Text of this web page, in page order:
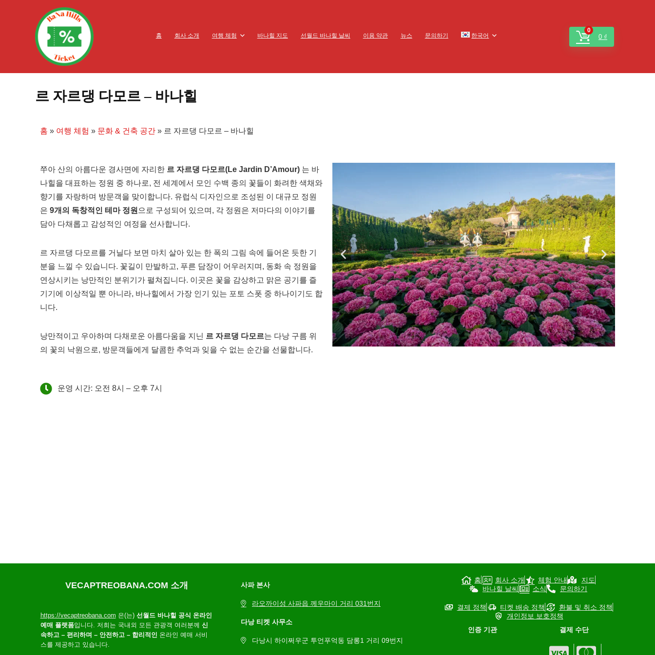
홈 회사 소개 여행 체험 바나힐 지도 선월드 바나힐 날씨 이용 약관 뉴스 문의하기 한국어
0
0 ₫
르 자르댕 다모르 – 바나힐
홈 » 여행 체험 » 문화 & 건축 공간 » 르 자르댕 다모르 – 바나힐
쭈아 산의 아름다운 경사면에 자리한 르 자르댕 다모르(Le Jardin D’Amour) 는 바
나힐을 대표하는 정원 중 하나로, 전 세계에서 모인 수백 종의 꽃들이 화려한 색채와
향기를 자랑하며 방문객을 맞이합니다. 유럽식 디자인으로 조성된 이 대규모 정원
은 9개의 독창적인 테마 정원 으로 구성되어 있으며, 각 정원은 저마다의 이야기를
담아 다채롭고 감성적인 여정을 선사합니다.
르 자르댕 다모르를 거닐다 보면 마치 살아 있는 한 폭의 그림 속에 들어온 듯한 기
분을 느낄 수 있습니다. 꽃길이 만발하고, 푸른 담장이 어우러지며, 동화 속 정원을
연상시키는 낭만적인 분위기가 펼쳐집니다. 이곳은 꽃을 감상하고 맑은 공기를 즐
기기에 이상적일 뿐 아니라, 바나힐에서 가장 인기 있는 포토 스폿 중 하나이기도 합
니다.
낭만적이고 우아하며 다채로운 아름다움을 지닌 르 자르댕 다모르는 다낭 구름 위
의 꽃의 낙원으로, 방문객들에게 달콤한 추억과 잊을 수 없는 순간을 선물합니다.
운영 시간: 오전 8시 – 오후 7시
VECAPTREOBANA.COM 소개
https://vecaptreobana.com 은(는) 선월드 바나힐 공식 온라인
예매 플랫폼입니다. 저희는 국내외 모든 관광객 여러분께 신
속하고 – 편리하며 – 안전하고 – 합리적인 온라인 예매 서비
스를 제공하고 있습니다.
사파 본사
라오까이성 사파읍 께우마이 거리 031번지
다낭 티켓 사무소
다낭시 하이쩌우군 투언푸억동 담롱1 거리 09번지
홈 회사 소개 체험 안내
지도
바나힐 날씨
소식 문의하기
결제 정책 티켓 배송 정책
환불 및 취소 정책
개인정보 보호정책
인증 기관
결제 수단